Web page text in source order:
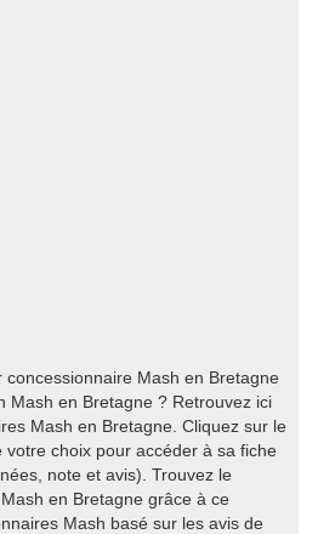
concessionnaire Mash en Bretagne
Mash en Bretagne ? Retrouvez ici
Mash en Bretagne. Cliquez sur le
choix pour accéder à sa fiche
note et avis). Trouvez le
en Bretagne grâce à ce
Mash basé sur les avis de